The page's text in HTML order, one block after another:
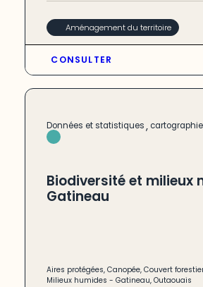
Aménagement du territoire
CONSULTER
Données et statistiques, cartographie
Biodiversité et milieux
Gatineau
Aires protégées,Canopée,Couvert
Milieux humides -Gatineau,Outaouais